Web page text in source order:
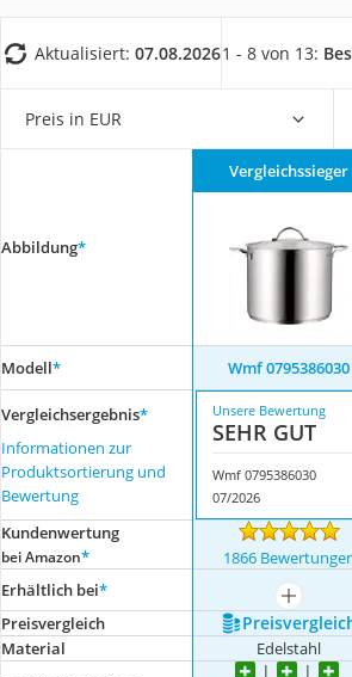
Aktualisiert: 07.08.20261 - 8 von 13:
Preis in EUR
Abbildung*
Vergleichssieger
Modell* Wmf 0795386030
Vergleichsergebnis*
Informationen zur
Produktsortierung und
Bewertung
Unsere Bewertung
SEHR GUT
Wmf 0795386030
07/2026
Kundenwertung
bei Amazon* 1866
Erhältlich bei*
mehr
Preis­vergleich
Material Edelstahl